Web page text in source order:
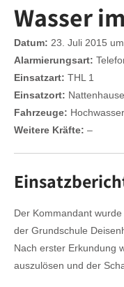
Wasser
Datum: 23. Juli 2015
Alarmierungsart:
Einsatzart: THL 1
Einsatzort:
Fahrzeuge:
Weitere Kräfte: –
Der Kommandant
der Grundschule
Nach erster Erkundung
auszulösen und der